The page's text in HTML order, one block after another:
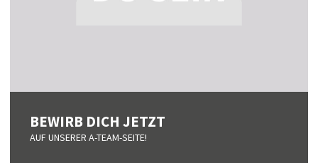
BEWIRB DICH JETZT
AUF UNSERER A-TEAM-SEITE!